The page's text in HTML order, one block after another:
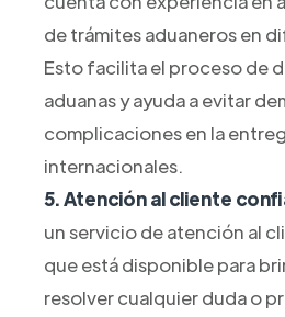
de trámites aduaneros en
Esto facilita el proceso de
aduanas y ayuda a evitar
complicaciones en la
internacionales.
5. Atención al cliente
un servicio de atención al
que está disponible para
resolver cualquier duda o